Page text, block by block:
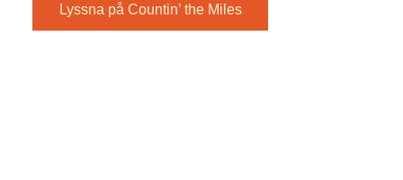
Lyssna på Countin’ the Miles